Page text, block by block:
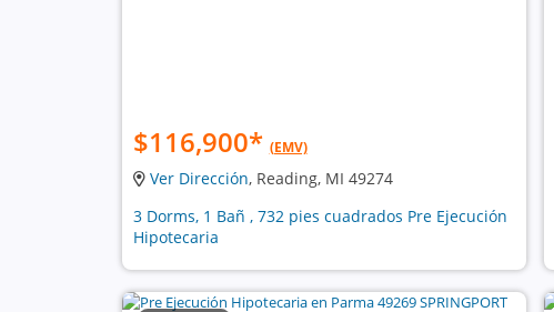
$116,900* (EMV)
Ver Dirección, Reading, MI 49274
3 Dorms, 1 Bañ , 732 pies cuadrados Pre Ejecución
Hipotecaria